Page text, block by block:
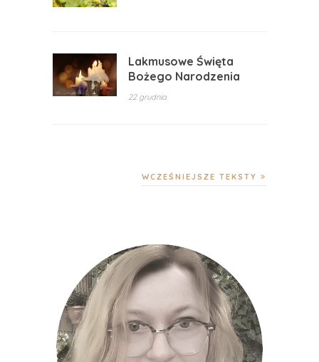
Lakmusowe Święta
Bożego Narodzenia
22 grudnia
WCZEŚNIEJSZE TEKSTY